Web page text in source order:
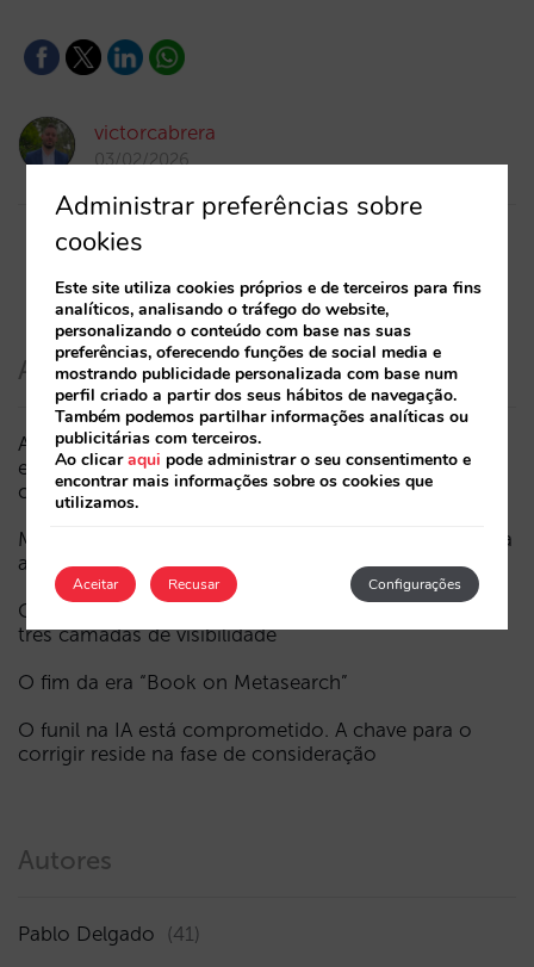
victorcabrera
03/02/2026
Artigos recentes
A Sarai incorpora o multi-room: reservas complexas
e procura de elevado valor, agora também em
conversação
Menos campanhas, mais inteligentes: manual IA para
atualizar o marketing digital do seu hotel (parte 1)
Como aparece um hotel nos assistentes de IA: as
três camadas de visibilidade
O fim da era “Book on Metasearch”
O funil na IA está comprometido. A chave para o
corrigir reside na fase de consideração
Autores
Pablo Delgado (41)
Administrar preferências sobre
cookies
Este site utiliza cookies próprios e de terceiros para fins
analíticos, analisando o tráfego do website,
personalizando o conteúdo com base nas suas
preferências, oferecendo funções de social media e
mostrando publicidade personalizada com base num
perfil criado a partir dos seus hábitos de navegação.
Também podemos partilhar informações analíticas ou
publicitárias com terceiros.
Ao clicaraqui pode administrar o seu consentimento e
encontrar mais informações sobre os cookies que
utilizamos.
Aceitar Configurações
Recusar